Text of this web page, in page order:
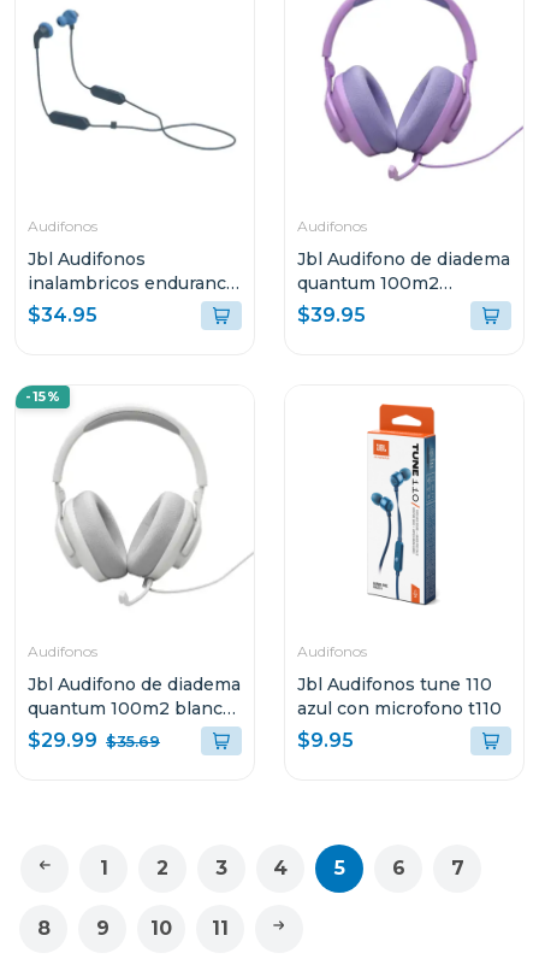
Audifonos
Jbl Audifonos
inalambricos endurance
run 2 azul endurruna2
$34.95
Audifonos
Jbl Audifono de diadema
quantum 100m2
púrpura qtum100m2
$39.95
-15%
Audifonos
Jbl Audifono de diadema
quantum 100m2 blanco
qtum100m2
$29.99 $35.69
Audifonos
Jbl Audifonos tune 110
azul con microfono t110
$9.95
1 2 3 4 5 6 7
8 9 10 11